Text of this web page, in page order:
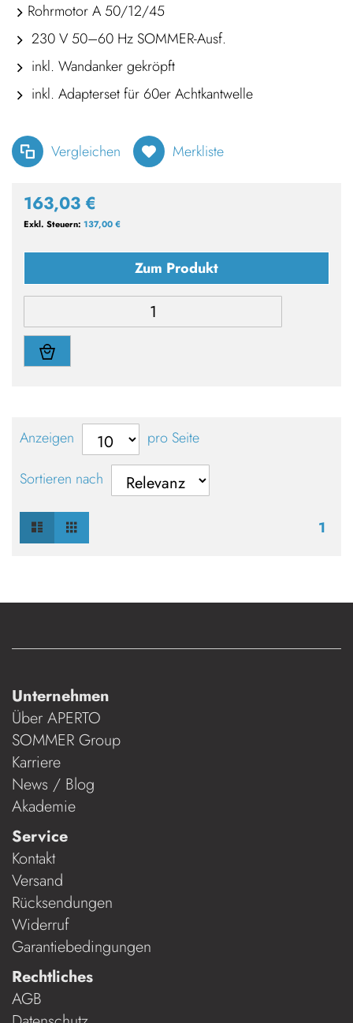
Rohrmotor A 50/12/45
230 V 50–60 Hz SOMMER-Ausf.
inkl. Wandanker gekröpft
inkl. Adapterset für 60er Achtkantwelle
Vergleichen Merkliste
163,03 €
137,00 €
Zum Produkt
Anzeigen
pro Seite
Sortieren nach
1
Ansicht
Liste
Unternehmen
Über APERTO
SOMMER Group
Karriere
News / Blog
Akademie
Service
Kontakt
Versand
Rücksendungen
Widerruf
Garantiebedingungen
Rechtliches
AGB